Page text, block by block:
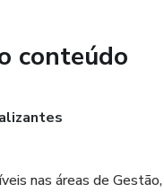
conteúdo
nas áreas de